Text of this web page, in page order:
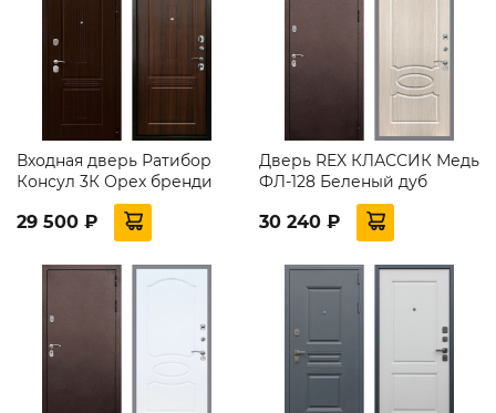
Входная дверь Ратибор
Консул 3К Орех бренди
29 500 ₽
Дверь REX КЛАССИК Медь
ФЛ-128 Беленый дуб
30 240 ₽